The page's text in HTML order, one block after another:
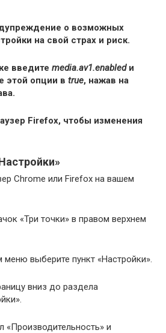
о возможных
на свой страх и риск.
введите media.av1.enabledи
этой опции в true, нажав на
Firefox, чтобы изменения
Chrome или Firefox на вашем
«Три точки» в правом верхнем
выберите пункт «Настройки».
вниз до раздела
«Производительность» и